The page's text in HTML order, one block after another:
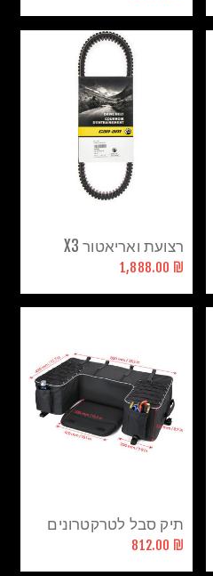
רצועת ואריאטור X3
₪ 1,888.00
תיק סבל לטרקטרונים
₪ 812.00